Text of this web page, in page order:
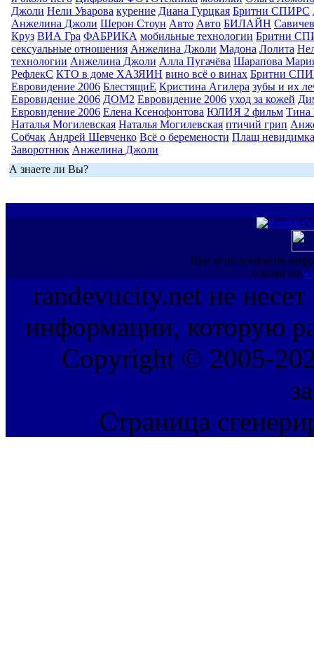
Джоли Нели Уварова курение Диана Гурцкая Бритни СПИРС
Анжелина Джоли Шерон Стоун Авто Авто БИЛАЙН
Круз ВИА Гра ФАБРИКА мобильные технологии Бритни
сексуальные отношения Анжелина Джоли Мадона Лолита
технологии Анжелина Джоли Алла Пугачёва Шарапова
РефлекС КТО в доме ХАЗЯИН вино всё о винах Бритни
Евровидение 2006 БлестящиЕ Кристина Агилера зубы и их
Евровидение 2006 ДОМ2 Евровидение 2006 уход за кожей
Евровидение 2006 Елена Ксенофонтова ЮЛИЯ 2 фильм Тина
Наталья Могилевская Наталья Могилевская птичий грип
Собчак Андрей Шевченко Всё о беремености Плащ невидимка
Заворотнюк Анжелина Джоли
А знаете ли Вы?
При использовании
ссылка на
randevucity.net не несет
информации, которую
Copyright © 2005-
Страница